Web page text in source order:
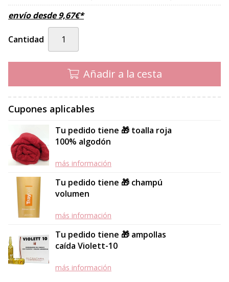
envío desde9,67€*
Cantidad
Añadir a la cesta
Cupones aplicables
Tu pedido tiene 🎁 toalla roja
100% algodón
más información
Tu pedido tiene 🎁 champú
volumen
más información
Tu pedido tiene 🎁 ampollas
caída Violett-10
más información